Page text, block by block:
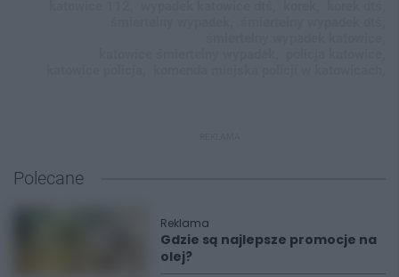
Polecane
Reklama
Gdzie są najlepsze promocje na
olej?